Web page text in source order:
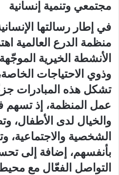
مجتمعي وتنمية إنسانية
في إطار رسالتها
منظمة الدرع العالمية
الأنشطة الخيرية الموجّهة
وذوي الاحتياجات
تشكل هذه المبادرات
عمل المنظمة، إذ تسهم
والخيال لدى الأطفال،
الشخصية والاجتماعية،
بأنفسهم، إضافة إلى
التواصل الفعّال مع